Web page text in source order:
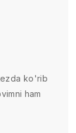
ko'rib
ham